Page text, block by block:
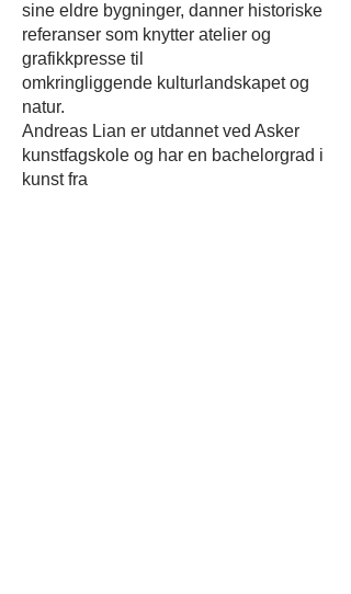
sine eldre bygninger, danner historiske
referanser som knytter atelier og
grafikkpresse til
omkringliggende kulturlandskapet og
natur.
Andreas Lian er utdannet ved Asker
kunstfagskole og har en bachelorgrad i
kunst fra